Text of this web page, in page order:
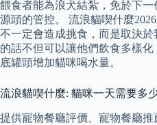
餵食者能為浪犬結紮，免於下
源頭的管控。 流浪貓喫什麼
不一定會造成挑食，而是取決
的話不但可以讓他們飲食多樣
底罐頭增加貓咪喝水量。
流浪貓喫什麼: 貓咪一天需要多
提供寵物餐廳評價、寵物餐廳